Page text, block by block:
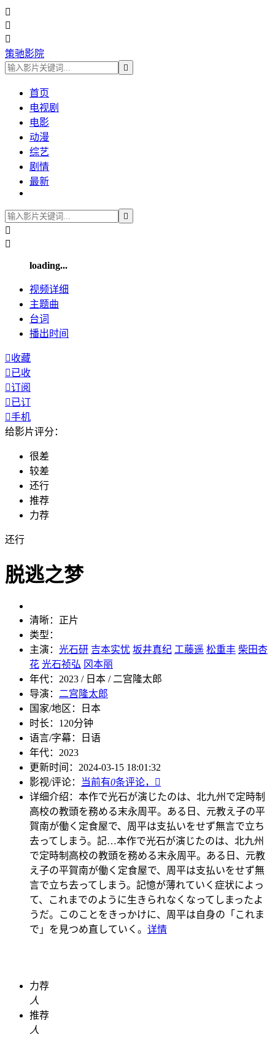



策驰影院

首页
电视剧
电影
动漫
综艺
剧情
最新



loading...
视频详细
主题曲
台词
播出时间
收藏
已收
订阅
已订
手机
给影片评分：
很差
较差
还行
推荐
力荐
还行
脱逃之梦
清晰： 正片
类型：
主演： 光石研 吉本实忧 坂井真纪 工藤遥 松重丰 柴田杏
花 光石祯弘 冈本丽
年代： 2023 / 日本 / 二宫隆太郎
导演： 二宫隆太郎
国家/地区：
日本
时长： 120分钟
语言/字幕：
日语
年代： 2023
更新时间： 2024-03-15 18:01:32
影视/评论：
当前有0条评论，

详细介绍： 本作で光石が演じたのは、北九州で定時制
高校の教頭を務める末永周平。ある日、元教え子の平
賀南が働く定食屋で、周平は支払いをせず無言で立ち
去ってしまう。記…本作で光石が演じたのは、北九州
で定時制高校の教頭を務める末永周平。ある日、元教
え子の平賀南が働く定食屋で、周平は支払いをせず無
言で立ち去ってしまう。記憶が薄れていく症状によっ
て、これまでのように生きられなくなってしまったよ
うだ。このことをきっかけに、周平は自身の「これま
で」を見つめ直していく。 详情
力荐
人
推荐
人